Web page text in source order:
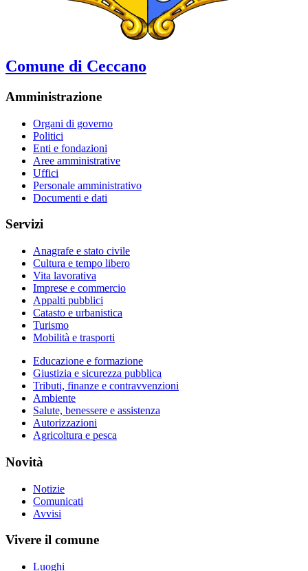
Comune di Ceccano
Amministrazione
Organi di governo
Politici
Enti e fondazioni
Aree amministrative
Uffici
Personale amministrativo
Documenti e dati
Servizi
Anagrafe e stato civile
Cultura e tempo libero
Vita lavorativa
Imprese e commercio
Appalti pubblici
Catasto e urbanistica
Turismo
Mobilità e trasporti
Educazione e formazione
Giustizia e sicurezza pubblica
Tributi, finanze e contravvenzioni
Ambiente
Salute, benessere e assistenza
Autorizzazioni
Agricoltura e pesca
Novità
Notizie
Comunicati
Avvisi
Vivere il comune
Luoghi